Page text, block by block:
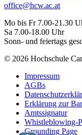
office@hcw.ac.at
Mo bis Fr 7.00-21.30
Sa 7.00-18.00 Uhr
Sonn- und feiertags
© 2026 Hochschule
Impressum
AGBs
Erklärung zur
Amtssignatur
Whistleblowing-
Grounding Page